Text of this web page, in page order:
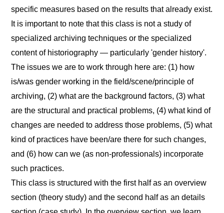
specific measures based on the results that already exist.
It is important to note that this class is not a study of
specialized archiving techniques or the specialized
content of historiography ― particularly 'gender history'.
The issues we are to work through here are: (1) how
is/was gender working in the field/scene/principle of
archiving, (2) what are the background factors, (3) what
are the structural and practical problems, (4) what kind of
changes are needed to address those problems, (5) what
kind of practices have been/are there for such changes,
and (6) how can we (as non-professionals) incorporate
such practices.
This class is structured with the first half as an overview
section (theory study) and the second half as an details